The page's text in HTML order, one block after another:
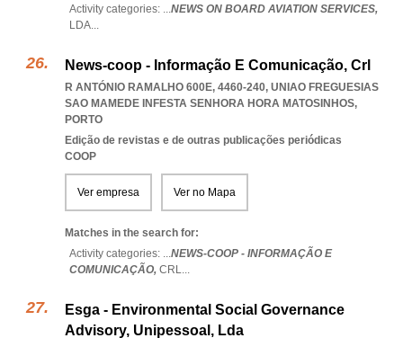
Activity categories: ...NEWS ON BOARD AVIATION SERVICES,
LDA...
News-coop - Informação E Comunicação, Crl
R ANTÓNIO RAMALHO 600E, 4460-240, UNIAO FREGUESIAS
SAO MAMEDE INFESTA SENHORA HORA MATOSINHOS,
PORTO
Edição de revistas e de outras publicações periódicas
COOP
Ver empresa Ver no Mapa
Matches in the search for:
Activity categories: ...NEWS-COOP - INFORMAÇÃO E
COMUNICAÇÃO, CRL...
Esga - Environmental Social Governance
Advisory, Unipessoal, Lda